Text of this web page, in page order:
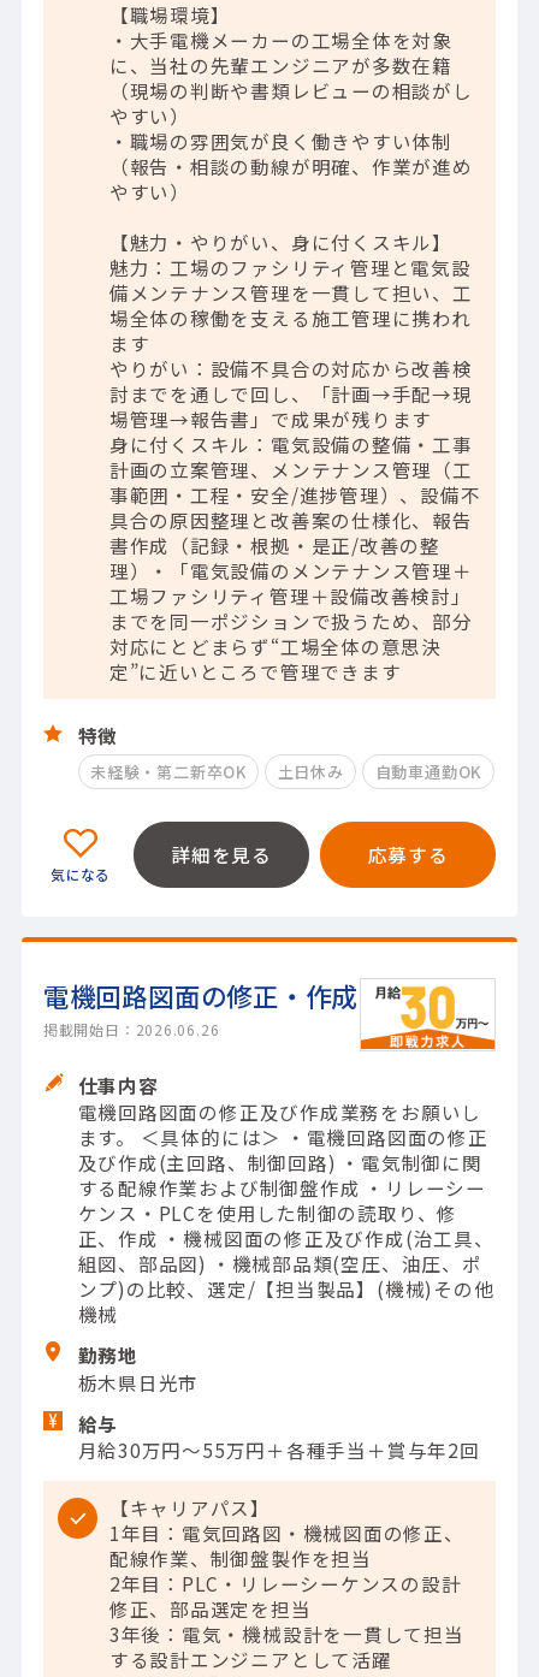
【職場環境】
・大手電機メーカーの工場全体を対象
に、当社の先輩エンジニアが多数在籍
（現場の判断や書類レビューの相談がし
やすい）
・職場の雰囲気が良く働きやすい体制
（報告・相談の動線が明確、作業が進め
やすい）
【魅力・やりがい、身に付くスキル】
魅力：工場のファシリティ管理と電気設
備メンテナンス管理を一貫して担い、工
場全体の稼働を支える施工管理に携われ
ます
やりがい：設備不具合の対応から改善検
討までを通しで回し、「計画→手配→現
場管理→報告書」で成果が残ります
身に付くスキル：電気設備の整備・工事
計画の立案管理、メンテナンス管理（工
事範囲・工程・安全/進捗管理）、設備不
具合の原因整理と改善案の仕様化、報告
書作成（記録・根拠・是正/改善の整
理）・「電気設備のメンテナンス管理＋
工場ファシリティ管理＋設備改善検討」
までを同一ポジションで扱うため、部分
対応にとどまらず“工場全体の意思決
定”に近いところで管理できます
特徴
未経験・第二新卒OK 土日休み 自動車通勤OK
詳細を見る 応募する
電機回路図面の修正・作成
掲載開始日：2026.06.26
仕事内容
電機回路図面の修正及び作成業務をお願いし
ます。 ＜具体的には＞ ・電機回路図面の修正
及び作成(主回路、制御回路) ・電気制御に関
する配線作業および制御盤作成 ・リレーシー
ケンス・PLCを使用した制御の読取り、修
正、作成 ・機械図面の修正及び作成(治工具、
組図、部品図) ・機械部品類(空圧、油圧、ポ
ンプ)の比較、選定/【担当製品】(機械)その他
機械
勤務地
栃木県日光市
給与
月給30万円～55万円＋各種手当＋賞与年2回
【キャリアパス】
1年目：電気回路図・機械図面の修正、
配線作業、制御盤製作を担当
2年目：PLC・リレーシーケンスの設計
修正、部品選定を担当
3年後：電気・機械設計を一貫して担当
する設計エンジニアとして活躍